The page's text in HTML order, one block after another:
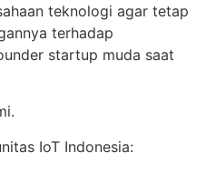
teknologi agar tetap
terhadap
startup muda saat
IoT Indonesia: